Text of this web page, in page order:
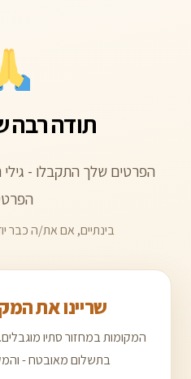
תודה
הפרטים שלך התקבלו -
בינתיים, אם את/ה כבר
שריינו את
המקומות במחזור סתיו
בתשלום מאובטח -